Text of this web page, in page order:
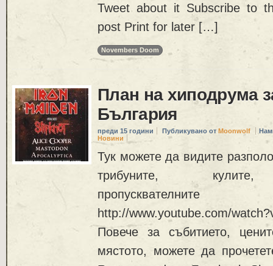
Tweet about it Subscribe to
post Print for later […]
Novembers Doom
План на хиподрума
България
преди 15 години Публикувано от Moonwolf
Новини
Тук можете да видите
трибуните, кулите,
http://www.youtube.com/
Повече за събитието,
мястото, можете да